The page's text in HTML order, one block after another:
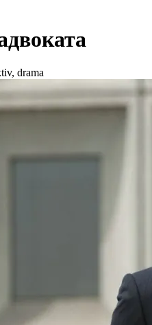
drama